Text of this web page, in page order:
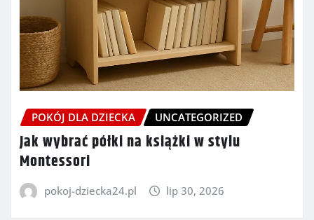
POKÓJ DLA DZIECKA UNCATEGORIZED
Jak wybrać półki na książki w stylu
Montessori
pokoj-dziecka24.pl lip 30, 2026